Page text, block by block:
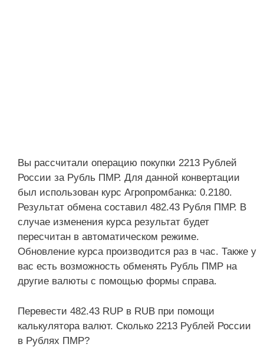
Вы рассчитали операцию покупки 2213 Рублей
России за Рубль ПМР. Для данной конвертации
был использован курс Агропромбанка: 0.2180.
Результат обмена составил 482.43 Рубля ПМР. В
случае изменения курса результат будет
пересчитан в автоматическом режиме.
Обновление курса производится раз в час. Также у
вас есть возможность обменять Рубль ПМР на
другие валюты с помощью формы справа.
Перевести 482.43 RUP в RUB при помощи
калькулятора валют. Сколько 2213 Рублей России
в Рублях ПМР?